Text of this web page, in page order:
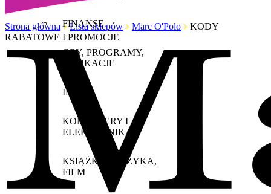
FINANSE
GRY, PROGRAMY,
APLIKACJE
INNE
KOMPUTERY I
ELEKTRONIKA
KSIĄŻKA, MUZYKA,
FILM
Strona główna Lista sklepów Marc O'Polo
KODY
RABATOWE I PROMOCJE